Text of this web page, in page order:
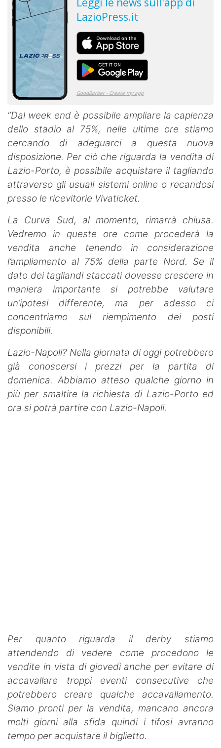
“Dal week end è possibile ampliare la capienza
dello stadio al 75%, nelle ultime ore stiamo
cercando di adeguarci a questa nuova
disposizione. Per ciò che riguarda la vendita di
Lazio-Porto, è possibile acquistare il tagliando
attraverso gli usuali sistemi online o recandosi
presso le ricevitorie Vivaticket.
La Curva Sud, al momento, rimarrà chiusa.
Vedremo in queste ore come procederà la
vendita anche tenendo in considerazione
l’ampliamento al 75% della parte Nord. Se il
dato dei tagliandi staccati dovesse crescere in
maniera importante si potrebbe valutare
un’ipotesi differente, ma per adesso ci
concentriamo sul riempimento dei posti
disponibili.
Lazio-Napoli? Nella giornata di oggi potrebbero
già conoscersi i prezzi per la partita di
domenica. Abbiamo atteso qualche giorno in
più per smaltire la richiesta di Lazio-Porto ed
ora si potrà partire con Lazio-Napoli.
Per quanto riguarda il derby stiamo
attendendo di vedere come procedono le
vendite in vista di giovedì anche per evitare di
accavallare troppi eventi consecutive che
potrebbero creare qualche accavallamento.
Siamo pronti per la vendita, mancano ancora
molti giorni alla sfida quindi i tifosi avranno
tempo per acquistare il biglietto.